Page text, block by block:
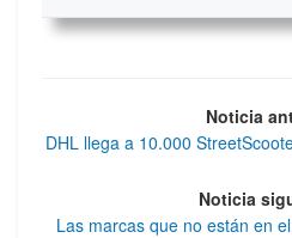
Noticia
DHL llega a 10.000
Noticia
Las marcas que no están en